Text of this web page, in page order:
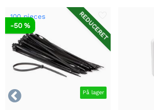

REDUCERET
100 pieces
På lager
-50 %